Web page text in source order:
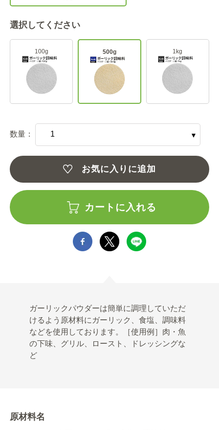
選択してください
100g 500g 1kg
数量：
お気に入りに追加
カートに入れる
ガーリックパウダーは簡単に調理していただ
けるよう原材料にガーリック、食塩、調味料
などを使用しております。［使用例］肉・魚
の下味、グリル、ロースト、ドレッシングな
ど
原材料名